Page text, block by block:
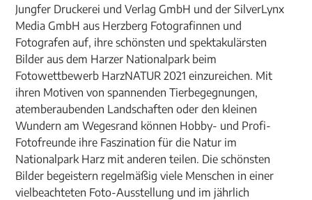
Jungfer Druckerei und Verlag GmbH und der SilverLynx
Media GmbH aus Herzberg Fotografinnen und
Fotografen auf, ihre schönsten und spektakulärsten
Bilder aus dem Harzer Nationalpark beim
Fotowettbewerb HarzNATUR 2021 einzureichen. Mit
ihren Motiven von spannenden Tierbegegnungen,
atemberaubenden Landschaften oder den kleinen
Wundern am Wegesrand können Hobby- und Profi-
Fotofreunde ihre Faszination für die Natur im
Nationalpark Harz mit anderen teilen. Die schönsten
Bilder begeistern regelmäßig viele Menschen in einer
vielbeachteten Foto-Ausstellung und im jährlich